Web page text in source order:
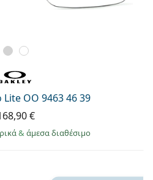
OO 9463 46 39
€
& άμεσα διαθέσιμο